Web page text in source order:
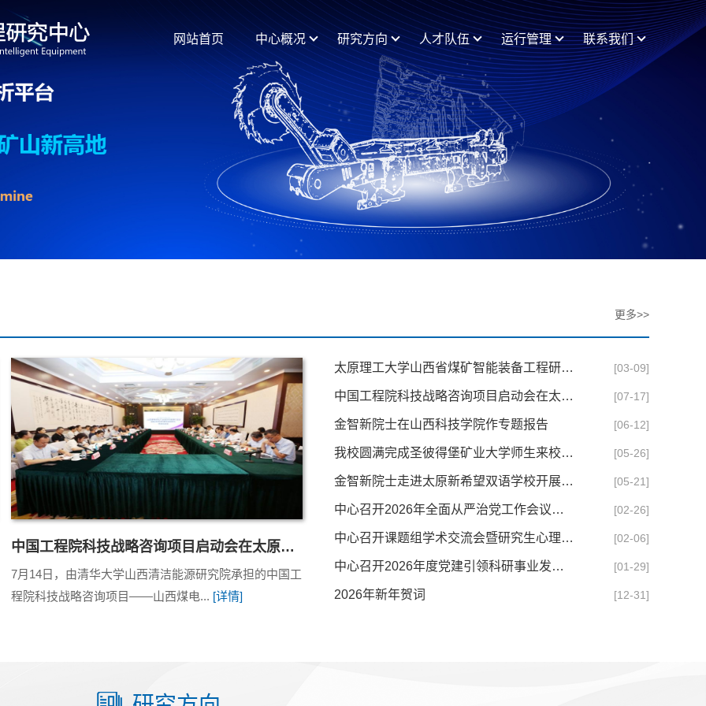
网站首页 中心概况 研究方向 人才队伍 运行管理 联系我们
更多>>
中国工程院科技战略咨询项目启动会在太原召开 金...
7月14日，由清华大学山西清洁能源研究院承担的中国工
程院科技战略咨询项目——山西煤电... [详情]
太原理工大学山西省煤矿智能装备工程研究中心2026年... [03-09]
中国工程院科技战略咨询项目启动会在太原召开 金智... [07-17]
金智新院士在山西科技学院作专题报告 [06-12]
我校圆满完成圣彼得堡矿业大学师生来校交流活动 [05-26]
金智新院士走进太原新希望双语学校开展科普宣讲活动 [05-21]
中心召开2026年全面从严治党工作会议暨新学期科研工... [02-26]
中心召开课题组学术交流会暨研究生心理成长座谈会 [02-06]
中心召开2026年度党建引领科研事业发展部署会 [01-29]
2026年新年贺词 [12-31]